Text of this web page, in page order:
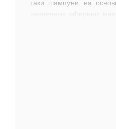
таки шампуни, на